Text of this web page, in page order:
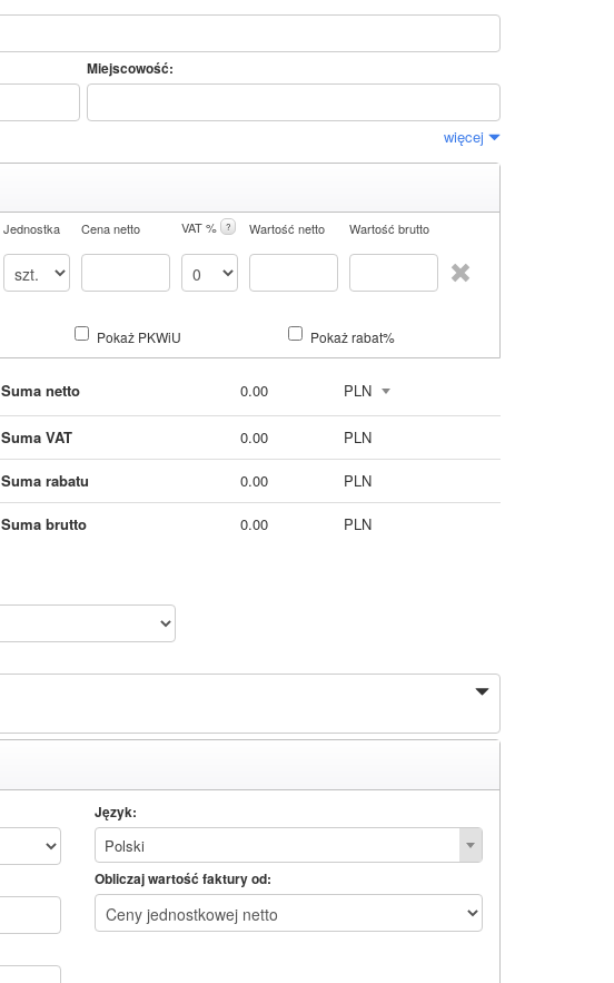
Miejscowość:
więcej
Jednostka Cena netto VAT % ? Wartość netto Wartość brutto
Pokaż PKWiU Pokaż rabat%
Suma netto 0.00 PLN
Suma VAT 0.00 PLN
Suma rabatu 0.00 PLN
Suma brutto 0.00 PLN
Język:
Polski
Obliczaj wartość faktury od: